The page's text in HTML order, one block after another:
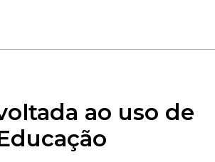
ao uso de